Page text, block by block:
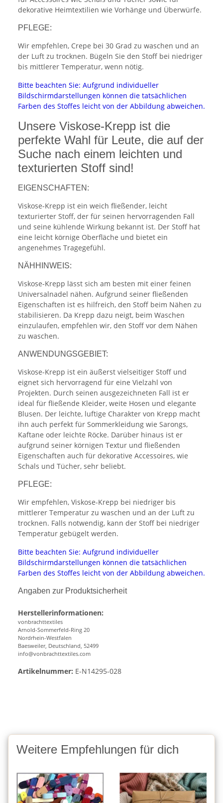
dekorative Heimtextilien wie Vorhänge und Überwürfe.
PFLEGE:
Wir empfehlen, Crepe bei 30 Grad zu waschen und an
der Luft zu trocknen. Bügeln Sie den Stoff bei niedriger
bis mittlerer Temperatur, wenn nötig.
Bitte beachten Sie: Aufgrund individueller
Bildschirmdarstellungen können die tatsächlichen
Farben des Stoffes leicht von der Abbildung abweichen.
Unsere Viskose-Krepp ist die
perfekte Wahl für Leute, die auf der
Suche nach einem leichten und
texturierten Stoff sind!
EIGENSCHAFTEN:
Viskose-Krepp ist ein weich fließender, leicht
texturierter Stoff, der für seinen hervorragenden Fall
und seine kühlende Wirkung bekannt ist. Der Stoff hat
eine leicht körnige Oberfläche und bietet ein
angenehmes Tragegefühl.
NÄHHINWEIS:
Viskose-Krepp lässt sich am besten mit einer feinen
Universalnadel nähen. Aufgrund seiner fließenden
Eigenschaften ist es hilfreich, den Stoff beim Nähen zu
stabilisieren. Da Krepp dazu neigt, beim Waschen
einzulaufen, empfehlen wir, den Stoff vor dem Nähen
zu waschen.
ANWENDUNGSGEBIET:
Viskose-Krepp ist ein äußerst vielseitiger Stoff und
eignet sich hervorragend für eine Vielzahl von
Projekten. Durch seinen ausgezeichneten Fall ist er
ideal für fließende Kleider, weite Hosen und elegante
Blusen. Der leichte, luftige Charakter von Krepp macht
ihn auch perfekt für Sommerkleidung wie Sarongs,
Kaftane oder leichte Röcke. Darüber hinaus ist er
aufgrund seiner körnigen Textur und fließenden
Eigenschaften auch für dekorative Accessoires, wie
Schals und Tücher, sehr beliebt.
PFLEGE:
Wir empfehlen, Viskose-Krepp bei niedriger bis
mittlerer Temperatur zu waschen und an der Luft zu
trocknen. Falls notwendig, kann der Stoff bei niedriger
Temperatur gebügelt werden.
Bitte beachten Sie: Aufgrund individueller
Bildschirmdarstellungen können die tatsächlichen
Farben des Stoffes leicht von der Abbildung abweichen.
Angaben zur Produktsicherheit
Herstellerinformationen:
vonbrachttextiles
Arnold-Sommerfeld-Ring 20
Nordrhein-Westfalen
Baesweiler, Deutschland, 52499
info@vonbrachttextiles.com
Artikelnummer: E-N14295-028
Weitere Empfehlungen für dich